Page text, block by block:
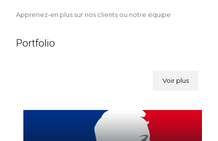
Apprenez-en plus sur nos clients ou notre équipe
Portfolio
Voir plus